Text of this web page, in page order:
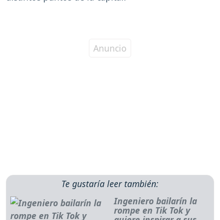
Te gustaría leer también:
Ingeniero bailarín la
rompe en Tik Tok y